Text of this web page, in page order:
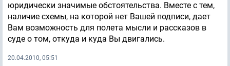
юридически значимые обстоятельства. Вместе с тем,
наличие схемы, на которой нет Вашей подписи, дает
Вам возможность для полета мысли и рассказов в
суде о том, откуда и куда Вы двигались.
20.04.2010, 05:51